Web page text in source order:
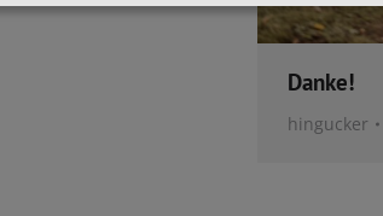
Danke!
hingucker